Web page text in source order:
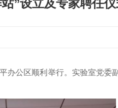
”设立及专家聘任
办公区顺利举行。实验室党委